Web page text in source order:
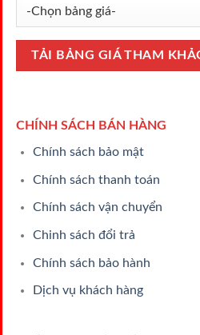
CHÍNH SÁCH BÁN HÀNG
Chính sách bảo mật
Chính sách thanh toán
Chính sách vận chuyển
Chinh sách đổi trả
Chính sách bảo hành
Dịch vụ khách hàng